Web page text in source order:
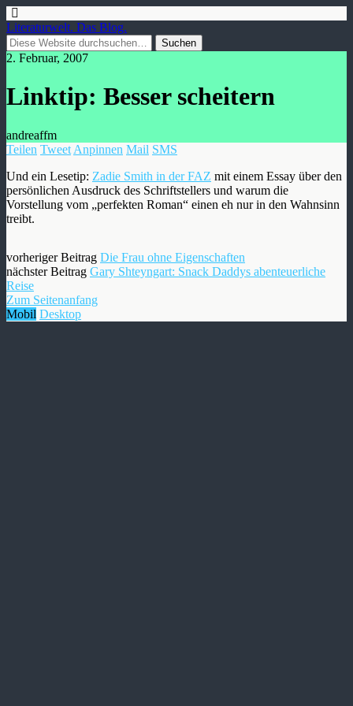
Literaturwelt. Das Blog.
2. Februar, 2007
Linktip: Besser scheitern
andreaffm
Teilen Tweet Anpinnen Mail SMS
Und ein Lesetip: Zadie Smith in der FAZ mit einem Essay über den
persönlichen Ausdruck des Schriftstellers und warum die
Vorstellung vom „perfekten Roman“ einen eh nur in den Wahnsinn
treibt.
vorheriger Beitrag Die Frau ohne Eigenschaften
nächster Beitrag Gary Shteyngart: Snack Daddys abenteuerliche
Reise
Zum Seitenanfang
Mobil Desktop